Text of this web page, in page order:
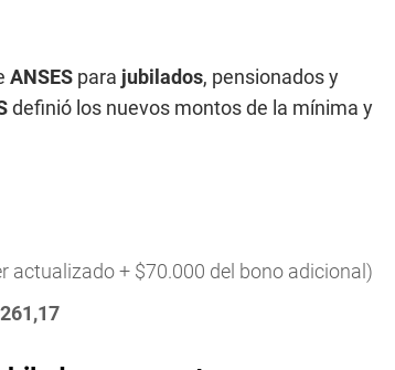
ANSES para jubilados, pensionados y
definió los nuevos montosde la mínima y
actualizado + $70.000 del bono adicional)